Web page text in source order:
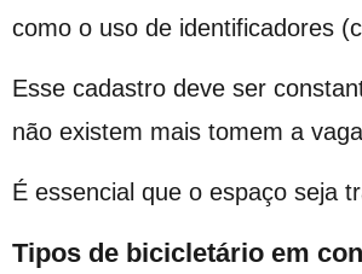
como o uso de identificadores
Esse cadastro deve ser
não existem mais tomem a
É essencial que o espaço seja
Tipos de bicicletário em